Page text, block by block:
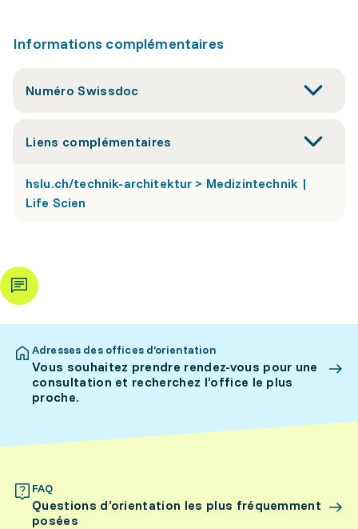
Informations complémentaires
Numéro Swissdoc
Liens complémentaires
hslu.ch/technik-architektur > Medizintechnik |
Life Scien
Adresses des offices d’orientation
Vous souhaitez prendre rendez-vous pour une
consultation et recherchez l’office le plus
proche.
FAQ
Questions d’orientation les plus fréquemment
posées